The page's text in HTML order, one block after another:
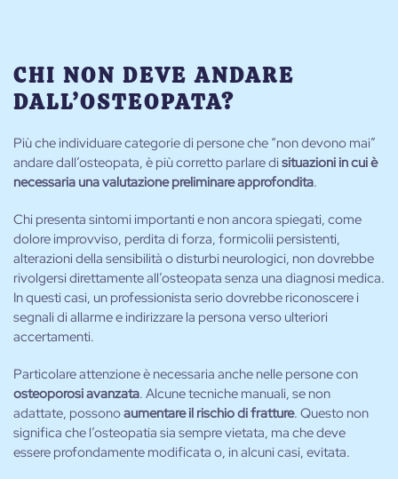
CHI NON DEVE ANDARE
DALL’OSTEOPATA?
Più che individuare categorie di persone che “non devono mai”
andare dall’osteopata, è più corretto parlare di situazioni in cui è
necessaria una valutazione preliminare approfondita.
Chi presenta sintomi importanti e non ancora spiegati, come
dolore improvviso, perdita di forza, formicolii persistenti,
alterazioni della sensibilità o disturbi neurologici, non dovrebbe
rivolgersi direttamente all’osteopata senza una diagnosi medica.
In questi casi, un professionista serio dovrebbe riconoscere i
segnali di allarme e indirizzare la persona verso ulteriori
accertamenti.
Particolare attenzione è necessaria anche nelle persone con
osteoporosi avanzata. Alcune tecniche manuali, se non
adattate, possonoaumentare il rischio di fratture. Questo non
significa che l’osteopatia sia sempre vietata, ma che deve
essere profondamente modificata o, in alcuni casi, evitata.